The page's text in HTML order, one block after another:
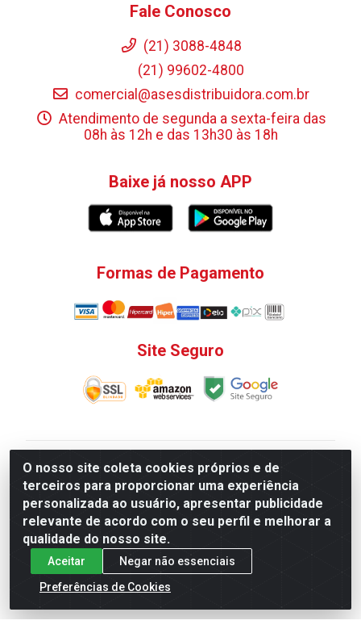
O nosso site coleta cookies próprios e de
terceiros para proporcionar uma experiência
personalizada ao usuário, apresentar publicidade
relevante de acordo com o seu perfil e melhorar a
qualidade do nosso site.
Aceitar
Negar não essenciais
Preferências de Cookies
Fale Conosco
(21) 3088-4848
(21) 99602-4800
comercial@asesdistribuidora.com.br
Atendimento de segunda a sexta-feira das
08h às 12h e das 13h30 às 18h
Baixe já nosso APP
Formas de Pagamento
Site Seguro
V. C. Ferragens LTDA - Rua do Matoso, 132 - Praça da
Bandeira, Rio de Janeiro/ RJ - CEP 20.270-135 - CNPJ
12.324.723/0001-25
Todas as regras de promoções, descontos, preços e
prazos de pagamento e entrega expostos aqui são
válidos apenas para compras via internet. Preços e
estoque sujeito a alterações sem aviso prévio.